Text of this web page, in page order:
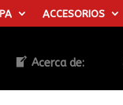
ACCESORIOS
Acerca de: